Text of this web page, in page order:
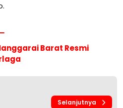
Barat Resmi
Selanjutnya